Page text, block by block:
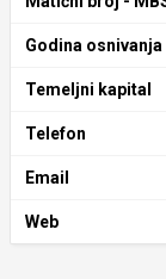
Godina osnivanja
Temeljni kapital
Telefon
Email
Web